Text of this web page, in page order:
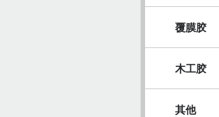
覆膜胶
木工胶
其他